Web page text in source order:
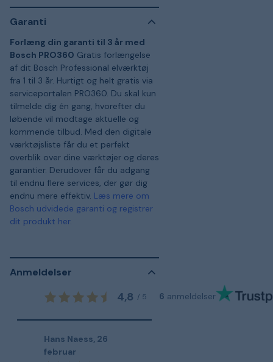
Garanti
Forlæng din garanti til 3 år med
Bosch PRO360 Gratis forlængelse
af dit Bosch Professional elværktøj
fra 1 til 3 år. Hurtigt og helt gratis via
serviceportalen PRO360. Du skal kun
tilmelde dig én gang, hvorefter du
løbende vil modtage aktuelle og
kommende tilbud. Med den digitale
værktøjsliste får du et perfekt
overblik over dine værktøjer og deres
garantier. Derudover får du adgang
til endnu flere services, der gør dig
endnu mere effektiv. Læs mere om
Bosch udvidede garanti og registrer
dit produkt her.
Anmeldelser
4,8 / 5 6 anmeldelser
Hans Naess 26
februar